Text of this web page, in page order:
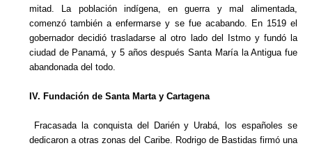
mitad. La población indígena, en guerra y mal alimentada,
comenzó también a enfermarse y se fue acabando. En 1519 el
gobernador decidió trasladarse al otro lado del Istmo y fundó la
ciudad de Panamá, y 5 años después Santa María la Antigua fue
abandonada del todo.
IV. Fundación de Santa Marta y Cartagena
Fracasada la conquista del Darién y Urabá, los españoles se
dedicaron a otras zonas del Caribe. Rodrigo de Bastidas firmó una